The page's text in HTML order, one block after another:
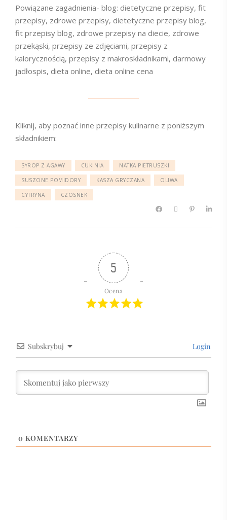
Powiązane zagadnienia- blog: dietetyczne przepisy, fit
przepisy, zdrowe przepisy, dietetyczne przepisy blog,
fit przepisy blog, zdrowe przepisy na diecie, zdrowe
przekąski, przepisy ze zdjęciami, przepisy z
kalorycznością, przepisy z makroskładnikami, darmowy
jadłospis, dieta online, dieta online cena
Kliknij, aby poznać inne przepisy kulinarne z poniższym
składnikiem:
SYROP Z AGAWY CUKINIA NATKA PIETRUSZKI
SUSZONE POMIDORY KASZA GRYCZANA OLIWA
CYTRYNA CZOSNEK
5
Ocena
Subskrybuj Login
0 KOMENTARZY